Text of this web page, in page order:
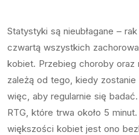
Statystyki są nieubłagane –
czwartą wszystkich
kobiet. Przebieg choroby oraz
zależą od tego, kiedy
więc, aby regularnie się
RTG, które trwa około 5
większości kobiet jest ono